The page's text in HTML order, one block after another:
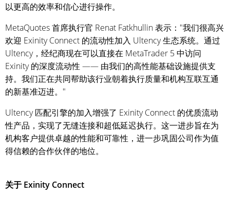
以更高的效率和信心进行操作。
MetaQuotes 首席执行官 Renat Fatkhullin 表示："我们很高兴
欢迎 Exinity Connect 的流动性加入 Ultency 生态系统。通过
Ultency，经纪商现在可以直接在 MetaTrader 5 中访问
Exinity 的深度流动性 —— 由我们的高性能基础设施提供支
持。我们正在共同帮助该行业朝着执行质量和机构互联互通
的新基准迈进。"
Ultency 匹配引擎的加入增强了 Exinity Connect 的优质流动
性产品，实现了无缝连接和超低延迟执行。这一进步旨在为
机构客户提供卓越的性能和可靠性，进一步巩固公司作为值
得信赖的合作伙伴的地位。
关于 Exinity Connect